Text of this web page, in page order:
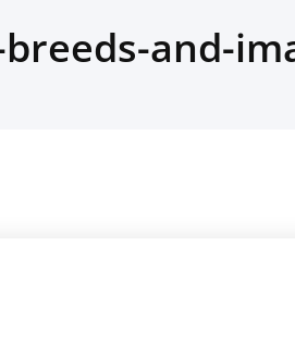
and-